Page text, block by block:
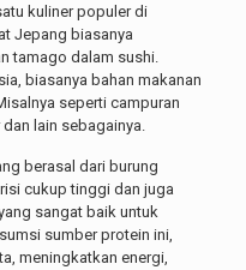
kuliner populer di
Jepang biasanya
tamago dalam sushi.
biasanya bahan makanan
seperti campuran
lain sebagainya.
berasal dari burung
cukup tinggi dan juga
sangat baik untuk
sumber protein ini,
meningkatkan energi,